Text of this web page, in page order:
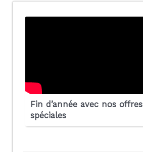
Fin d’année avec nos offres
spéciales